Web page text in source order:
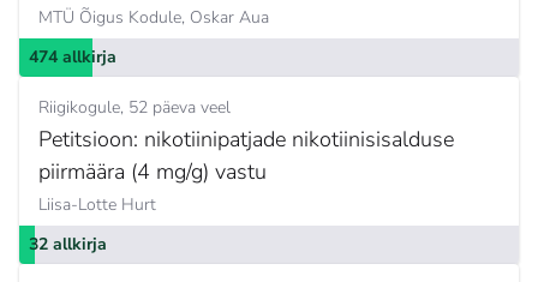
MTÜ Õigus Kodule, Oskar Aua
474 allkirja
Riigikogule 52 päeva veel
Petitsioon: nikotiinipatjade nikotiinisisalduse
piirmäära (4 mg/g) vastu
Liisa-Lotte Hurt
32 allkirja